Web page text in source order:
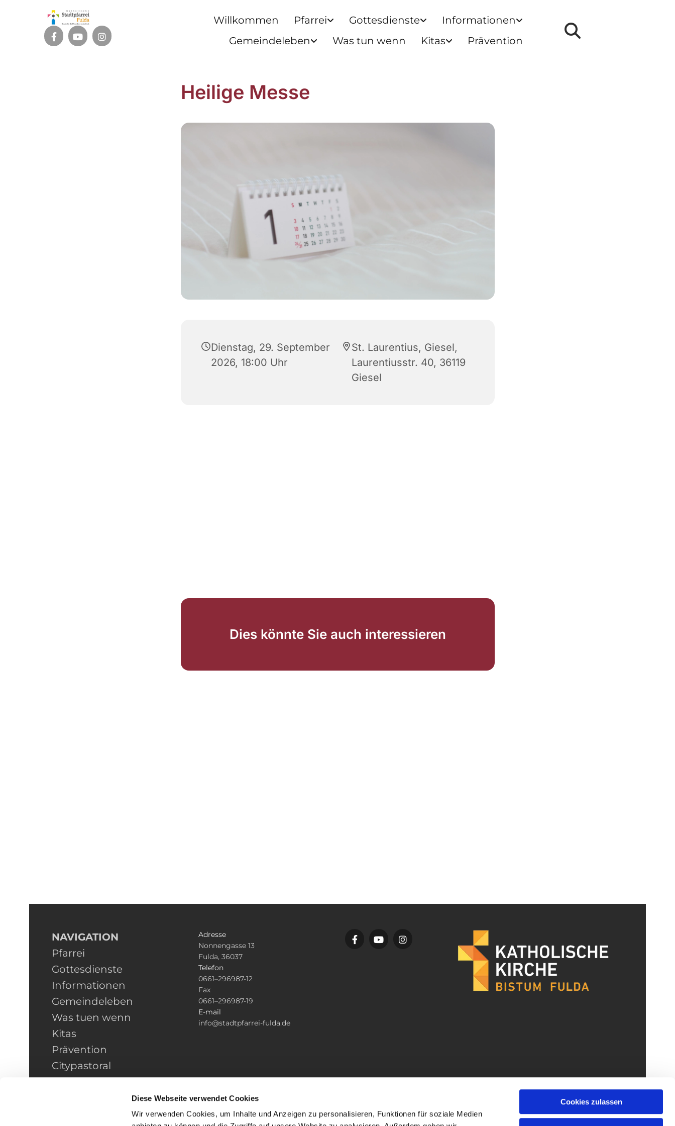
Diese Webseite verwendet Cookies
Wir verwenden Cookies, um Inhalte und Anzeigen zu personalisieren, Funktionen für soziale Medien
Cookies zulassen
Willkommen Pfarrei Gottesdienste
Informationen
Gemeindeleben
Was tun wenn Kitas Prävention
Heilige Messe
Dienstag, 29. September
2026, 18:00 Uhr
St. Laurentius, Giesel,
Laurentiusstr. 40, 36119
Giesel
Dies könnte Sie auch interessieren
NAVIGATION
Pfarrei
Gottesdienste
Informationen
Gemeindeleben
Was tuen wenn
Kitas
Prävention
Citypastoral
Kontakt
HINWEISGEBERSCHUTZ
Adresse
Nonnengasse 13
Fulda, 36037
Telefon
0661–296987-12
Fax
0661–296987-19
E-mail
info@stadtpfarrei-fulda.de